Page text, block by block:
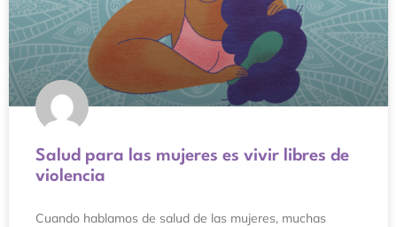
Salud para las mujeres es vivir libres de
violencia
Cuando hablamos de salud de las mujeres, muchas